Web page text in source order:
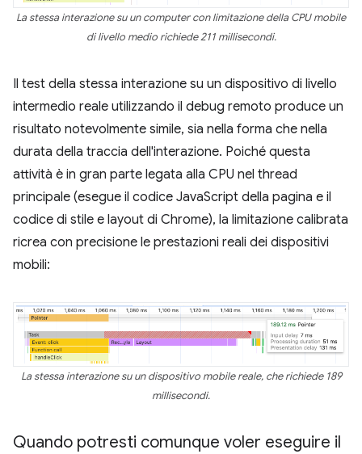
La stessa interazione su un computer con limitazione della CPU mobile
di livello medio richiede 211 millisecondi.
Il test della stessa interazione su un dispositivo di livello
intermedio reale utilizzando il debug remoto produce un
risultato notevolmente simile, sia nella forma che nella
durata della traccia dell'interazione. Poiché questa
attività è in gran parte legata alla CPU nel thread
principale (esegue il codice JavaScript della pagina e il
codice di stile e layout di Chrome), la limitazione calibrata
ricrea con precisione le prestazioni reali dei dispositivi
mobili:
La stessa interazione su un dispositivo mobile reale, che richiede 189
millisecondi.
Quando potresti comunque voler eseguire il